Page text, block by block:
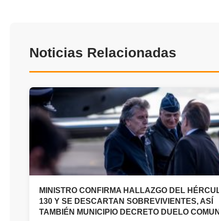
Noticias Relacionadas
MINISTRO CONFIRMA HALLAZGO DEL
130 Y SE DESCARTAN SOBREVIVIENTES, ASÍ
TAMBIÉN MUNICIPIO DECRETO DUELO